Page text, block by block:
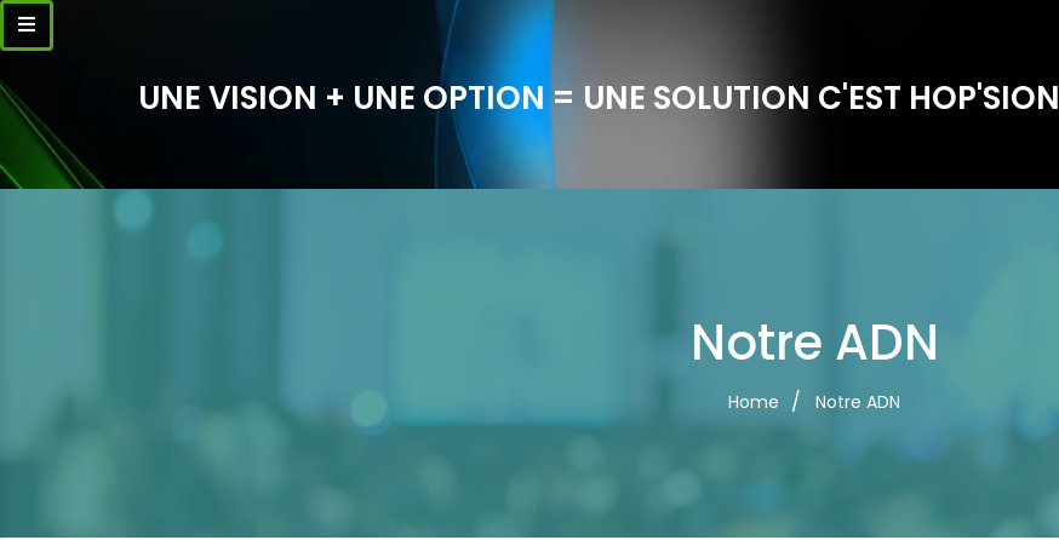
UNE VISION + UNE OPTION = UNE SOLUTION C'EST HOP'SION
Notre ADN
Home Notre ADN